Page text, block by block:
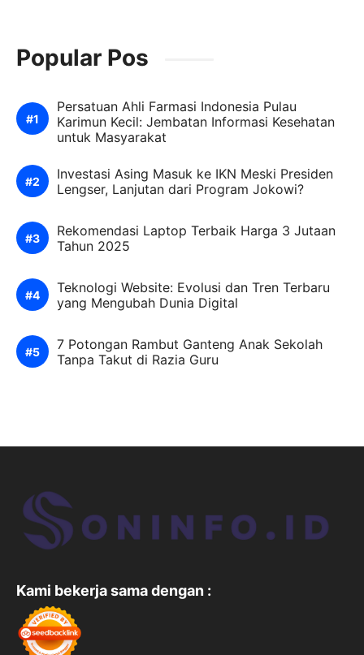
Popular Pos
Persatuan Ahli Farmasi Indonesia Pulau
Karimun Kecil: Jembatan Informasi Kesehatan
untuk Masyarakat
Investasi Asing Masuk ke IKN Meski Presiden
Lengser, Lanjutan dari Program Jokowi?
Rekomendasi Laptop Terbaik Harga 3 Jutaan
Tahun 2025
Teknologi Website: Evolusi dan Tren Terbaru
yang Mengubah Dunia Digital
7 Potongan Rambut Ganteng Anak Sekolah
Tanpa Takut di Razia Guru
Kami bekerja sama dengan :